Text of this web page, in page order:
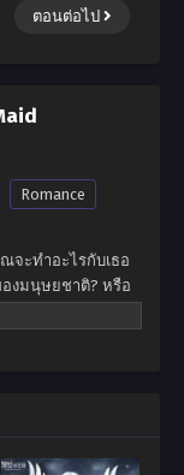
ตอนต่อไป
Romance
จะทำอะไรกับเธอ
งมนุษยชาติ? หรือ
ขในระดับสูงสุดใน
าจคุณสามารถสวม
ม?”